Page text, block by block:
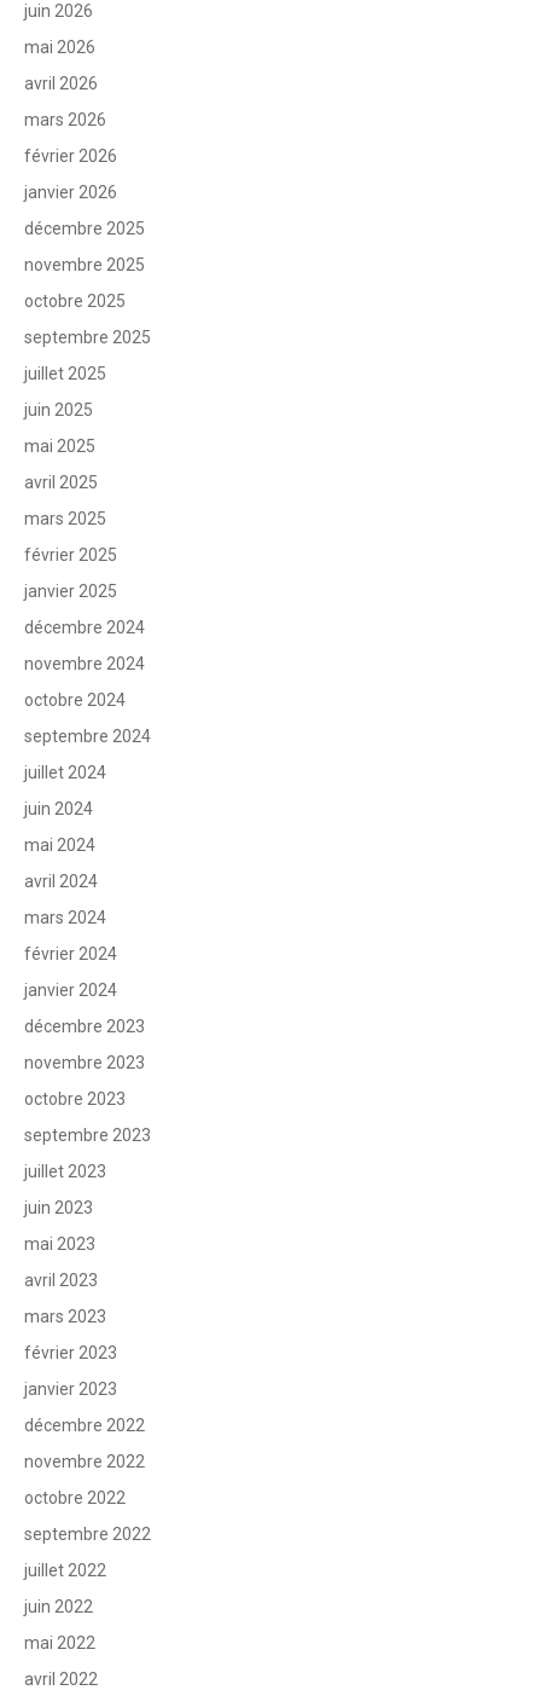
juin 2026
mai 2026
avril 2026
mars 2026
février 2026
janvier 2026
décembre 2025
novembre 2025
octobre 2025
septembre 2025
juillet 2025
juin 2025
mai 2025
avril 2025
mars 2025
février 2025
janvier 2025
décembre 2024
novembre 2024
octobre 2024
septembre 2024
juillet 2024
juin 2024
mai 2024
avril 2024
mars 2024
février 2024
janvier 2024
décembre 2023
novembre 2023
octobre 2023
septembre 2023
juillet 2023
juin 2023
mai 2023
avril 2023
mars 2023
février 2023
janvier 2023
décembre 2022
novembre 2022
octobre 2022
septembre 2022
juillet 2022
juin 2022
mai 2022
avril 2022